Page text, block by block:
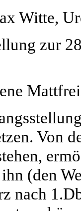
Witte,
Von
(den
nach